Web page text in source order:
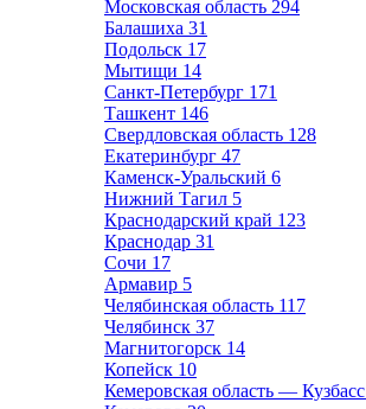
Московская область 294
Балашиха 31
Подольск 17
Мытищи 14
Санкт-Петербург 171
Ташкент 146
Свердловская область 128
Екатеринбург 47
Каменск-Уральский 6
Нижний Тагил 5
Краснодарский край 123
Краснодар 31
Сочи 17
Армавир 5
Челябинская область 117
Челябинск 37
Магнитогорск 14
Копейск 10
Кемеровская область — Кузбасс